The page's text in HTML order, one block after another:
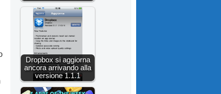
Dropbox si aggiorna
ancora arrivando alla
versione 1.1.1